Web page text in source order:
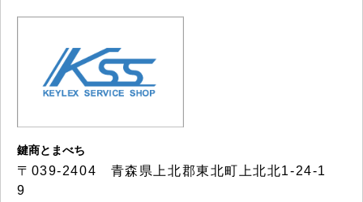
鍵商とまべち
〒039-2404 青森県上北郡東北町上北北1-24-1
9